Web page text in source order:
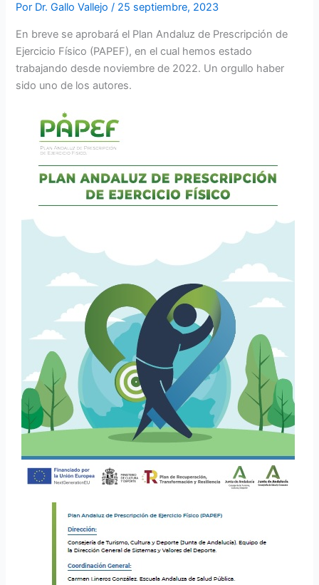
Por Dr. Gallo Vallejo/ 25 septiembre, 2023
En breve se aprobará el Plan Andaluz de Prescripción de
Ejercicio Físico (PAPEF), en el cual hemos estado
trabajando desde noviembre de 2022. Un orgullo haber
sido uno de los autores.